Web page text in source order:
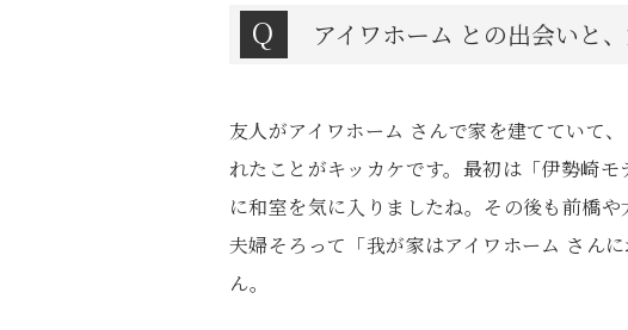
アイワホーム との出会いと
友人がアイワホーム さんで家を建てていて
れたことがキッカケです。最初は「伊勢崎
に和室を気に入りましたね。その後も前橋
夫婦そろって「我が家はアイワホーム さん
ん。